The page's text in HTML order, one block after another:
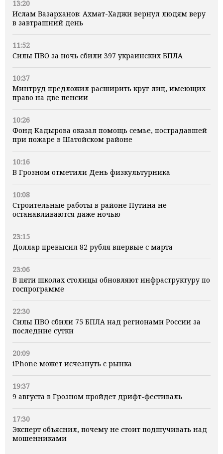
13:20
Ислам Вазарханов: Ахмат-Хаджи вернул людям веру
в завтрашний день
11:52
Силы ПВО за ночь сбили 397 украинских БПЛА
10:37
Минтруд предложил расширить круг лиц, имеющих
право на две пенсии
10:26
Фонд Кадырова оказал помощь семье, пострадавшей
при пожаре в Шатойском районе
10:16
В Грозном отметили День физкультурника
10:08
Строительные работы в районе Путина не
останавливаются даже ночью
23:15
Доллар превысил 82 рубля впервые с марта
23:06
В пяти школах столицы обновляют инфраструктуру по
госпрограмме
22:30
Силы ПВО сбили 75 БПЛА над регионами России за
последние сутки
20:09
iPhone может исчезнуть с рынка
19:37
9 августа в Грозном пройдет дрифт-фестиваль
17:30
Эксперт объяснил, почему не стоит подшучивать над
мошенниками